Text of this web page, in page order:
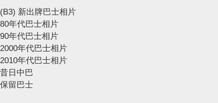
(B3) 新出牌巴士相片
80年代巴士相片
90年代巴士相片
2000年代巴士相片
2010年代巴士相片
昔日中巴
保留巴士